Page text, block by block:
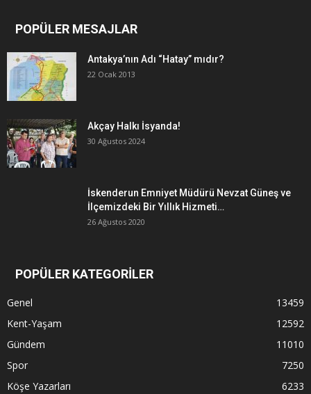
POPÜLER MESAJLAR
Antakya’nın Adı “Hatay” mıdır?
22 Ocak 2013
Akçay Halkı İsyanda!
30 Ağustos 2024
İskenderun Emniyet Müdürü Nevzat Güneş ve
İlçemizdeki Bir Yıllık Hizmeti…
26 Ağustos 2020
POPÜLER KATEGORİLER
Genel
13459
Kent-Yaşam
12592
Gündem
11010
Spor
7250
Köşe Yazarları
6233